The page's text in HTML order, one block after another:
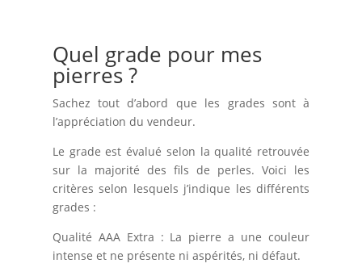
Quel grade pour mes
pierres ?
Sachez tout d’abord que les grades sont à
l’appréciation du vendeur.
Le grade est évalué selon la qualité retrouvée
sur la majorité des fils de perles. Voici les
critères selon lesquels j’indique les différents
grades :
Qualité AAA Extra : La pierre a une couleur
intense et ne présente ni aspérités, ni défaut.